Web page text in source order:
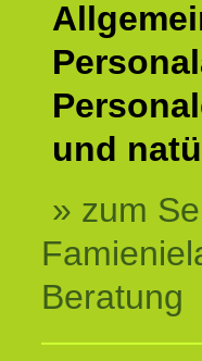
und
» zum
Beratung